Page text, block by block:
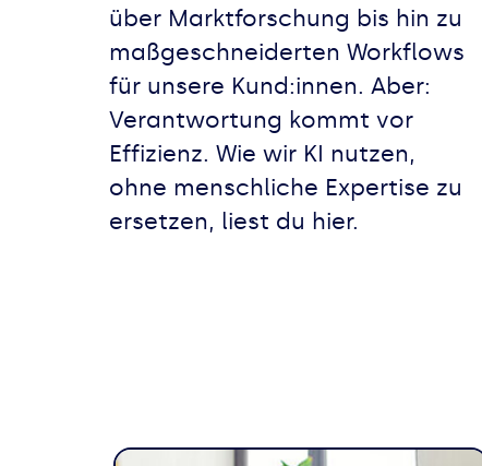
über Marktforschung bis hin zu
maßgeschneiderten Workflows
für unsere Kund:innen. Aber:
Verantwortung kommt vor
Effizienz. Wie wir KI nutzen,
ohne menschliche Expertise zu
ersetzen, liest du hier.